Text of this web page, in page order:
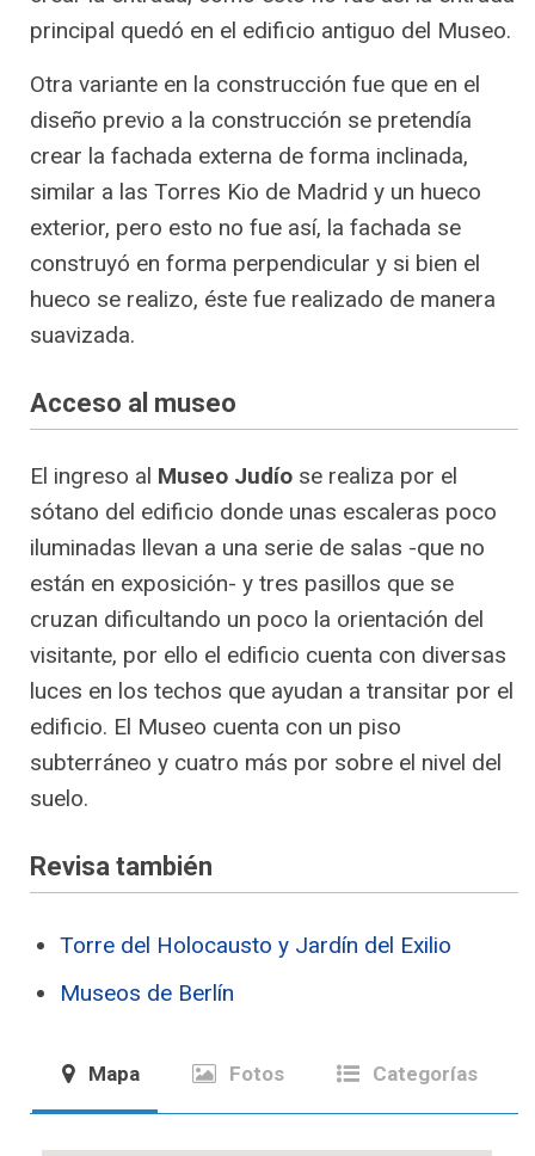
principal quedó en el edificio antiguo del Museo.
Otra variante en la construcción fue que en el
diseño previo a la construcción se pretendía
crear la fachada externa de forma inclinada,
similar a las Torres Kio de Madrid y un hueco
exterior, pero esto no fue así, la fachada se
construyó en forma perpendicular y si bien el
hueco se realizo, éste fue realizado de manera
suavizada.
Acceso al museo
El ingreso al Museo Judío se realiza por el
sótano del edificio donde unas escaleras poco
iluminadas llevan a una serie de salas -que no
están en exposición- y tres pasillos que se
cruzan dificultando un poco la orientación del
visitante, por ello el edificio cuenta con diversas
luces en los techos que ayudan a transitar por el
edificio. El Museo cuenta con un piso
subterráneo y cuatro más por sobre el nivel del
suelo.
Revisa también
Torre del Holocausto y Jardín del Exilio
Museos de Berlín
Mapa Fotos Categorías